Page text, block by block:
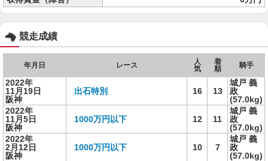
競走成績
年月日 レース
人
気
着
順
騎手
2022年
11月19日
阪神
出石特別 16 13
城戸 義
政
(57.0kg)
2022年
11月5日
阪神
1000万円以下 12 11
城戸 義
政
(57.0kg)
2022年
2月12日
阪神
1000万円以下 10 7
城戸 義
政
(57.0kg)